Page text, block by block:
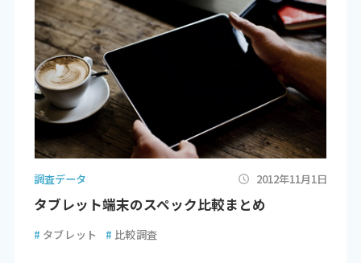
調査データ 2012年11月1日
タブレット端末のスペック比較まとめ
# タブレット # 比較調査